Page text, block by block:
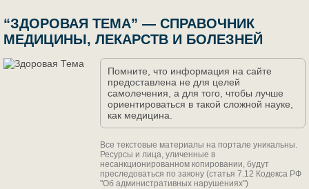
“ЗДОРОВАЯ ТЕМА” — СПРАВОЧНИК
МЕДИЦИНЫ, ЛЕКАРСТВ И БОЛЕЗНЕЙ
Помните, что информация на сайте
предоставлена не для целей
самолечения, а для того, чтобы лучше
ориентироваться в такой сложной науке,
как медицина.
Все текстовые материалы на портале уникальны.
Ресурсы и лица, уличенные в
несанкционированном копировании, будут
преследоваться по закону (статья 7.12 Кодекса РФ
"Об административных нарушениях")